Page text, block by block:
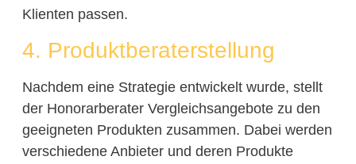
Klienten passen.
4. Produktberaterstellung
Nachdem eine Strategie entwickelt wurde, stellt
der Honorarberater Vergleichsangebote zu den
geeigneten Produkten zusammen. Dabei werden
verschiedene Anbieter und deren Produkte